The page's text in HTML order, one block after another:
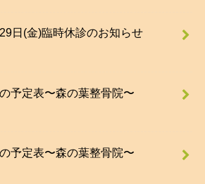
日(金)臨時休診のお知らせ
予定表〜森の葉整骨院〜
予定表〜森の葉整骨院〜